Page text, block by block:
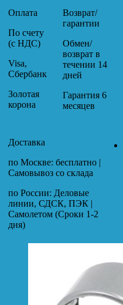
Оплата
По счету
(с НДС)
Visa,
Сбербанк
Золотая
корона
Возврат/
гарантии
Обмен/
возврат в
течении 14
дней
Гарантия 6
месяцев
Доставка
по Москве: бесплатно |
Самовывоз со склада
по России: Деловые
линии, СДСК, ПЭК |
Самолетом (Сроки 1-2
дня)